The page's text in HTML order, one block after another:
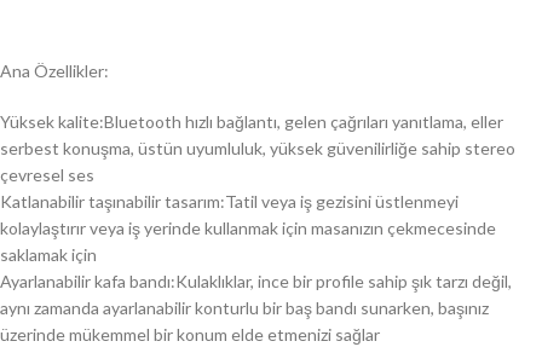
Ana Özellikler:
Yüksek kalite:Bluetooth hızlı bağlantı, gelen çağrıları yanıtlama, eller
serbest konuşma, üstün uyumluluk, yüksek güvenilirliğe sahip stereo
çevresel ses
Katlanabilir taşınabilir tasarım:Tatil veya iş gezisini üstlenmeyi
kolaylaştırır veya iş yerinde kullanmak için masanızın çekmecesinde
saklamak için
Ayarlanabilir kafa bandı:Kulaklıklar, ince bir profile sahip şık tarzı değil,
aynı zamanda ayarlanabilir konturlu bir baş bandı sunarken, başınız
üzerinde mükemmel bir konum elde etmenizi sağlar